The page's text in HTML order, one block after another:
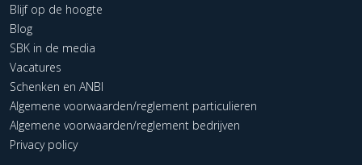
Blijf op de hoogte
Blog
SBK in de media
Vacatures
Schenken en ANBI
Algemene voorwaarden/reglement particulieren
Algemene voorwaarden/reglement bedrijven
Privacy policy